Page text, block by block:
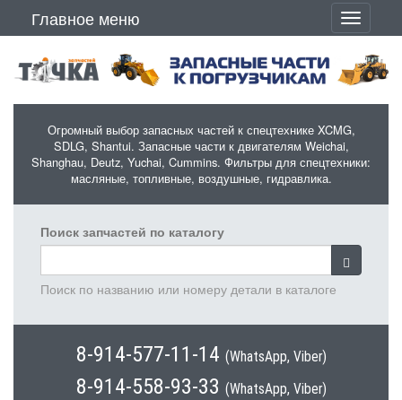
Главное меню
Toggle
Огромный выбор запасных частей к спецтехнике XCMG,
SDLG, Shantui. Запасные части к двигателям Weichai,
Shanghau, Deutz, Yuchai, Cummins. Фильтры для спецтехники:
масляные, топливные, воздушные, гидравлика.
Поиск запчастей по каталогу
Поиск по названию или номеру детали в каталоге
8-914-577-11-14 (WhatsApp, Viber)
8-914-558-93-33 (WhatsApp, Viber)